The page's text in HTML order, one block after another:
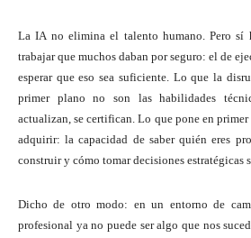
La IA no elimina el talento humano. Pero sí
trabajar que muchos daban por seguro: el de
esperar que eso sea suficiente. Lo que la
primer plano no son las habilidades
actualizan, se certifican. Lo que pone en
adquirir: la capacidad de saber quién eres
construir y cómo tomar decisiones estratégicas
Dicho de otro modo: en un entorno de
profesional ya no puede ser algo que nos